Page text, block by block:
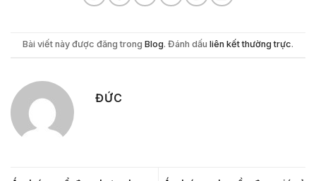
Bài viết này được đăng trong Blog. Đánh dấu liên kết thường trực.
ĐỨC